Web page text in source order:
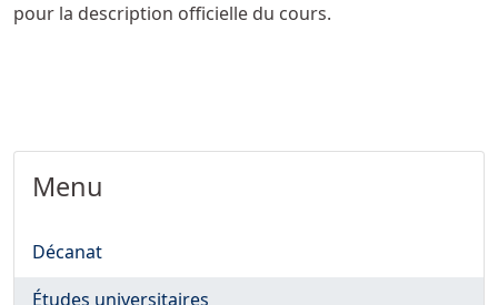
pour la description officielle du cours.
Menu
Décanat
Études universitaires